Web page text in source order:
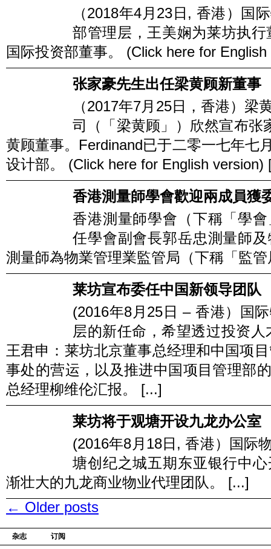
（2018年4月23日, 香港）国
部管理层，王美娴为莱坊执
国际投资部董事。 (Click here for
张家豪先生出任梁黄顾新董事
（2017年7月25日，香港）
司（「梁黄顾」）欣然宣布张
黄顾董事。Ferdinand已于二零一七年七
设计部。 (Click here for English version)
香港測量師學會歡迎兩成員獲
香港測量師學會（下稱「學
任學會副會長郭岳忠測量師
測量師為物業管理業監管局（下稱「監
莱坊宣布委任中国新领导团队
(2016年8月25日 – 香港）国
层的新任命，希望透过投资
王君申：莱坊北京董事总经理和中国项
事处的营运，以及推进中国项目管理部
总经理柳维伦汇报。 [...]
莱坊将于观塘开设九龙办公室
(2016年8月18日, 香港）国际
塘创纪之城五期东亚银行中
渐壮大的九龙商业物业代理团队。 [...]
← Older posts
杂志 订阅